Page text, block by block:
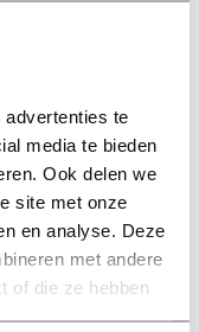
te
media te bieden
Ook delen we
site met onze
en analyse. Deze
met andere
of die ze hebben
van hun services.
en natuurinclusief bouwen